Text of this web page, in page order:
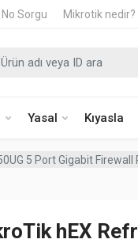
Sorgu Mikrotik nedir?
Yasal Kıyasla
5 Port Gigabit Firewall
hEX